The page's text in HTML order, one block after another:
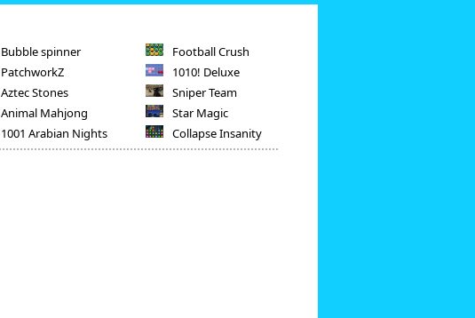
Bubble spinner
PatchworkZ
Aztec Stones
Animal Mahjong
1001 Arabian Nights
Football Crush
1010! Deluxe
Sniper Team
Star Magic
Collapse Insanity